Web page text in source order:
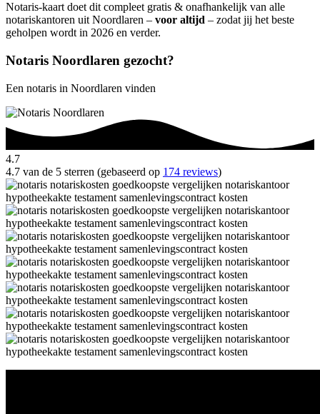
Notaris-kaart doet dit compleet gratis & onafhankelijk van alle
notariskantoren uit Noordlaren – voor altijd – zodat jij het beste
geholpen wordt in 2026 en verder.
Notaris Noordlaren gezocht?
Een notaris in Noordlaren vinden
4.7
4.7 van de 5 sterren (gebaseerd op 174 reviews)